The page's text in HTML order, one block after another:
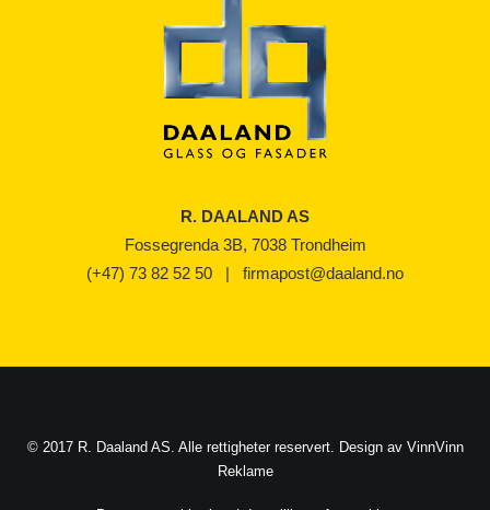
R. DAALAND AS
Fossegrenda 3B, 7038 Trondheim
(+47) 73 82 52 50 | firmapost@daaland.no
© 2017 R. Daaland AS. Alle rettigheter reservert. Design av VinnVinn
Reklame